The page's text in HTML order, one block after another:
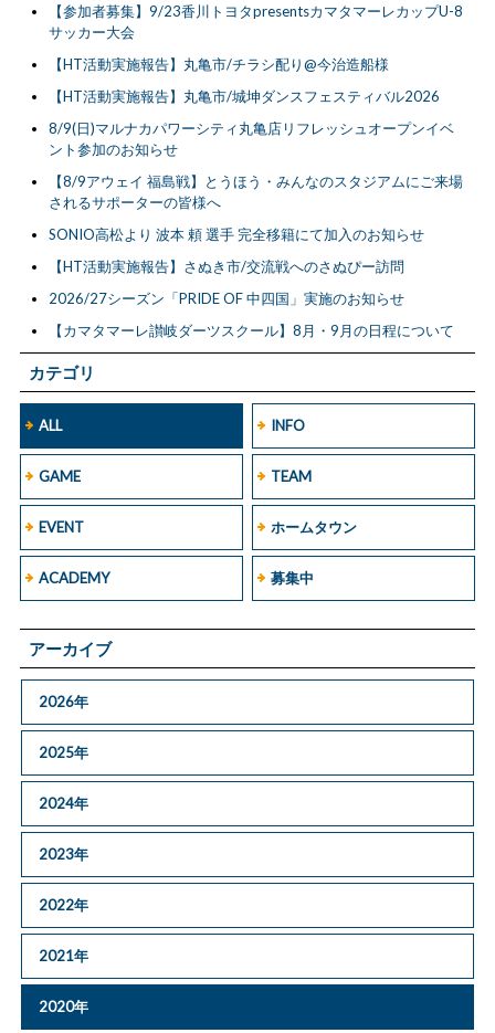
カテゴリ
ALL INFO
GAME TEAM
EVENT ホームタウン
ACADEMY 募集中
アーカイブ
2026年
2025年
2024年
2023年
2022年
2021年
2020年
【参加者募集】9/23香川トヨタpresentsカマタマーレカップU-8
サッカー大会
【HT活動実施報告】丸亀市/チラシ配り@今治造船様
【HT活動実施報告】丸亀市/城坤ダンスフェスティバル2026
8/9(日)マルナカパワーシティ丸亀店リフレッシュオープンイベ
ント参加のお知らせ
【8/9アウェイ 福島戦】とうほう・みんなのスタジアムにご来場
されるサポーターの皆様へ
SONIO高松より 波本 頼 選手 完全移籍にて加入のお知らせ
【HT活動実施報告】さぬき市/交流戦へのさぬぴー訪問
2026/27シーズン「PRIDE OF 中四国」実施のお知らせ
【カマタマーレ讃岐ダーツスクール】8月・9月の日程について